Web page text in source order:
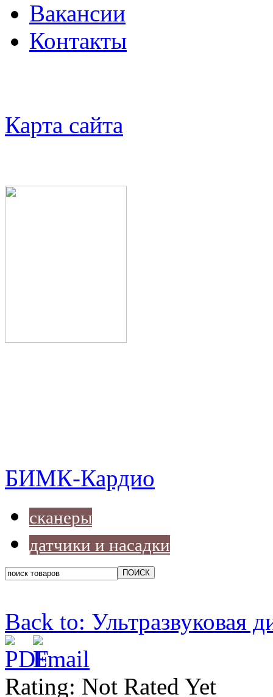
Вакансии
Контакты
Карта сайта
БИМК-Кардио
сканеры
датчики и насадки
Back to: Ультразвуковая
Rating: Not Rated Yet